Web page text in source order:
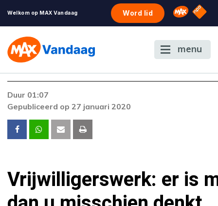
Welkom op MAX Vandaag Word lid Omroep
NPO
menu
Duur 01:07
Gepubliceerd op 27 januari 2020
Vrijwilligerswerk: er is